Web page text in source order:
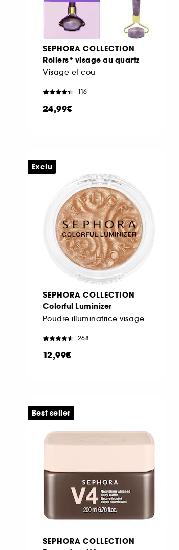
SEPHORA COLLECTION
Rollers* visage au quartz
Visage et cou
116
24,99€
SEPHORA COLLECTION
Colorful Luminizer
Poudre illuminatrice visage
268
12,99€
Exclu
SEPHORA COLLECTION
Best seller